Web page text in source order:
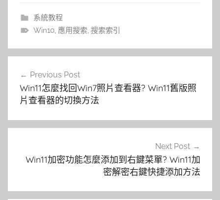
系統教程
Win10, 應用搜索, 搜索索引
章
覽
Previous Post
Win11怎麼找回Win7照片查看器? Win11舊版照
片查看器的切換方法
Next Post
Win11加密功能怎麼添加到右鍵菜單? Win11加
密解密右鍵快捷添加方法